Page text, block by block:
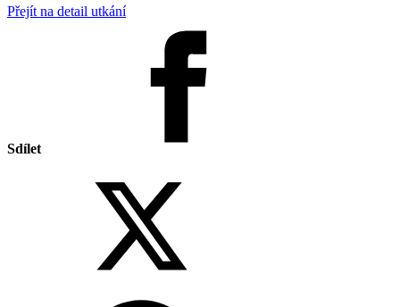
Přejít na detail utkání
Sdílet